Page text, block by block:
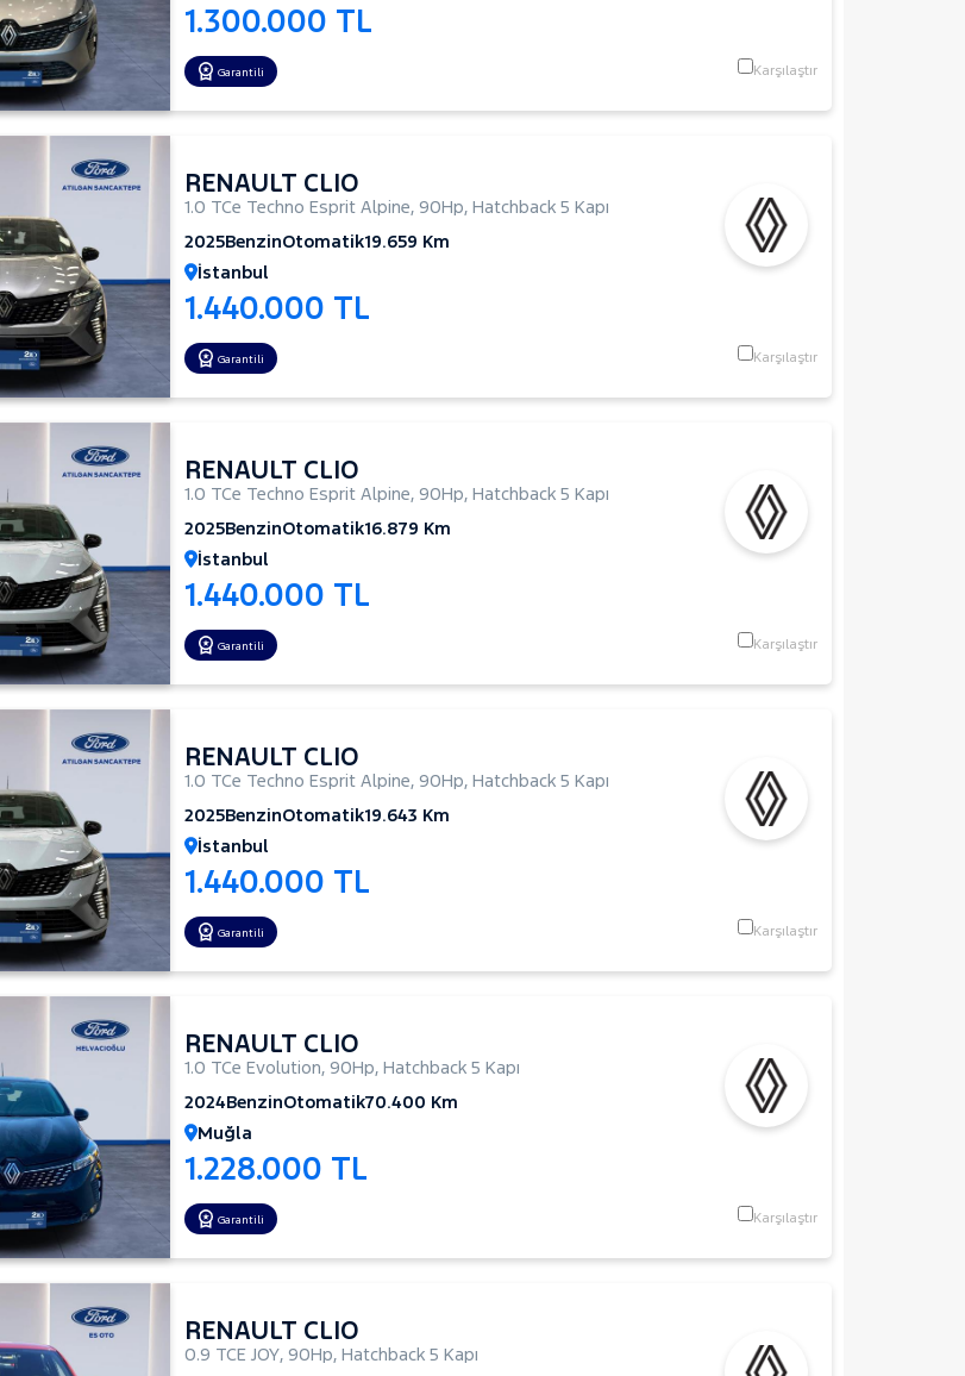
1.300.000 TL
Garantili Karşılaştır
RENAULT CLIO
1.0 TCe Techno Esprit Alpine, 90Hp, Hatchback 5 Kapı
2025BenzinOtomatik19.659 Km
İstanbul
1.440.000 TL
Garantili Karşılaştır
RENAULT CLIO
1.0 TCe Techno Esprit Alpine, 90Hp, Hatchback 5 Kapı
2025BenzinOtomatik16.879 Km
İstanbul
1.440.000 TL
Garantili Karşılaştır
RENAULT CLIO
1.0 TCe Techno Esprit Alpine, 90Hp, Hatchback 5 Kapı
2025BenzinOtomatik19.643 Km
İstanbul
1.440.000 TL
Garantili Karşılaştır
RENAULT CLIO
1.0 TCe Evolution, 90Hp, Hatchback 5 Kapı
2024BenzinOtomatik70.400 Km
Muğla
1.228.000 TL
Garantili Karşılaştır
RENAULT CLIO
0.9 TCE JOY, 90Hp, Hatchback 5 Kapı